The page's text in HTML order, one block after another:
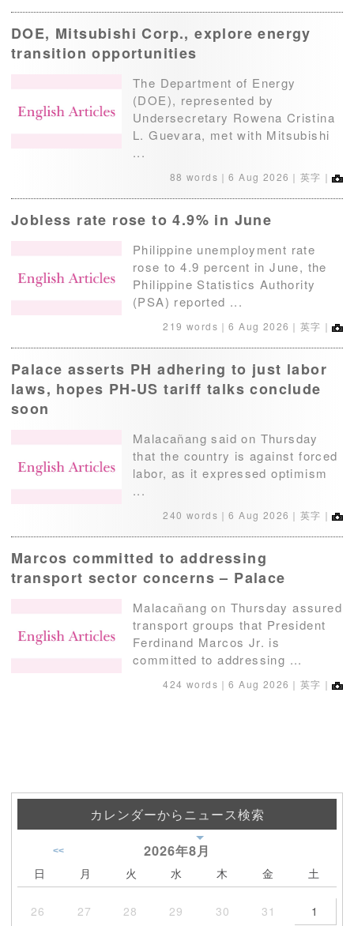
DOE, Mitsubishi Corp., explore energy
transition opportunities
The Department of Energy
(DOE), represented by
Undersecretary Rowena Cristina
L. Guevara, met with Mitsubishi
...
88 words｜6 Aug 2026 ｜英字｜
Jobless rate rose to 4.9% in June
Philippine unemployment rate
rose to 4.9 percent in June, the
Philippine Statistics Authority
(PSA) reported ...
219 words｜6 Aug 2026 ｜英字｜
Palace asserts PH adhering to just labor
laws, hopes PH-US tariff talks conclude
soon
Malacañang said on Thursday
that the country is against forced
labor, as it expressed optimism
...
240 words｜6 Aug 2026 ｜英字｜
Marcos committed to addressing
transport sector concerns – Palace
Malacañang on Thursday assured
transport groups that President
Ferdinand Marcos Jr. is
committed to addressing ...
424 words｜6 Aug 2026 ｜英字｜
カレンダーからニュース検索
2026年8月
<<
日 月 火 水 木 金 土
26 27 28 29 30 31 1